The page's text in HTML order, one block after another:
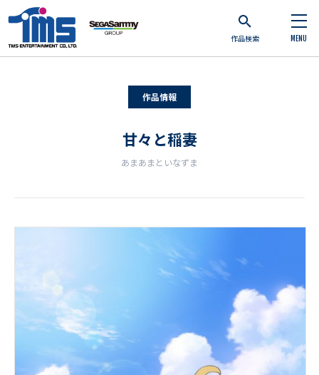
作品検索 MENU
作品情報
甘々と稲妻
あまあまといなずま